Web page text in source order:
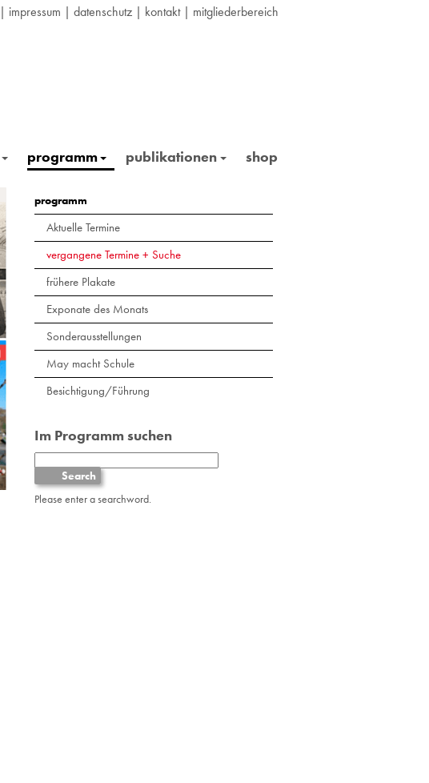
| impressum | datenschutz | kontakt| mitgliederbereich
programm publikationen shop
programm
Aktuelle Termine
vergangene Termine + Suche
frühere Plakate
Exponate des Monats
Sonderausstellungen
May macht Schule
Besichtigung/Führung
Im Programm suchen
Please enter a searchword.